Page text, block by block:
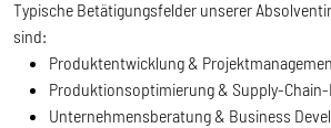
Typische Betätigungsfelder unserer
sind:
Produktentwicklung &
Produktionsoptimierung & Supply-
Unternehmensberatung & Business